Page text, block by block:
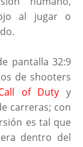
al jugar o
pantalla 32:9
de shooters
of Duty y
carreras; con
es tal que
dentro del